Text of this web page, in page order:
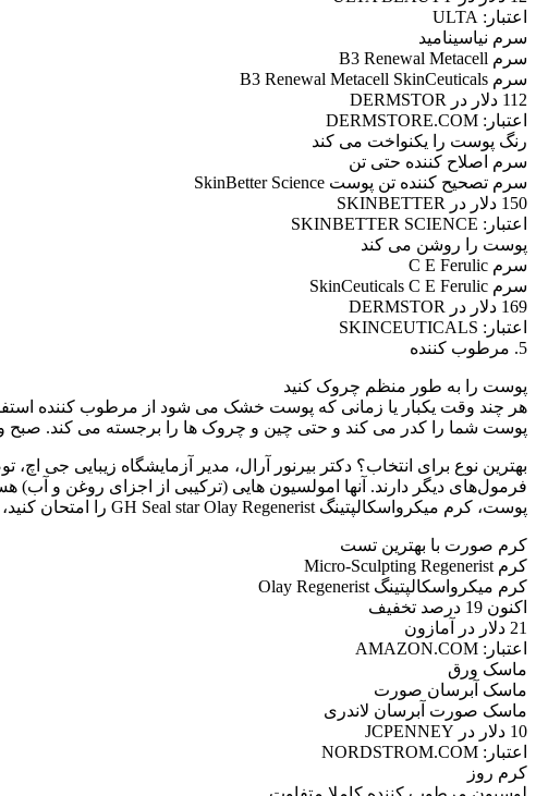
اعتبار: ULTA
سرم نیاسینامید
سرم B3 Renewal Metacell
سرم B3 Renewal Metacell SkinCeuticals
112 دلار در DERMSTOR
اعتبار: DERMSTORE.COM
رنگ پوست را یکنواخت می کند
سرم اصلاح کننده حتی تن
سرم تصحیح کننده تن پوست SkinBetter Science
150 دلار در SKINBETTER
اعتبار: SKINBETTER SCIENCE
پوست را روشن می کند
سرم C E Ferulic
سرم SkinCeuticals C E Ferulic
169 دلار در DERMSTOR
اعتبار: SKINCEUTICALS
5. مرطوب کننده
پوست را به طور منظم چروک کنید
پوست شما را کدر می کند و حتی چین و چروک ها را برجسته می کند. صبح و
بهترین نوع برای انتخاب؟ دکتر بیرنور آرال، مدیر آزمایشگاه
فرمول‌های دیگر دارند. آنها امولسیون هایی (ترکیبی از اجزای روغن و
پوست، کرم میکرواسکالپتینگ GH Seal star Olay Regenerist را امتحان کنید، که در آزمایش GH Beauty Lab، رطوبت پوست را تا 50 درصد در طی 24 ساعت افزایش داد.
کرم صورت با بهترین تست
کرم Micro-Sculpting Regenerist
کرم میکرواسکالپتینگ Olay Regenerist
اکنون 19 درصد تخفیف
21 دلار در آمازون
اعتبار: AMAZON.COM
ماسک ورق
ماسک آبرسان صورت
ماسک صورت آبرسان لاندری
10 دلار در JCPENNEY
اعتبار: NORDSTROM.COM
کرم روز